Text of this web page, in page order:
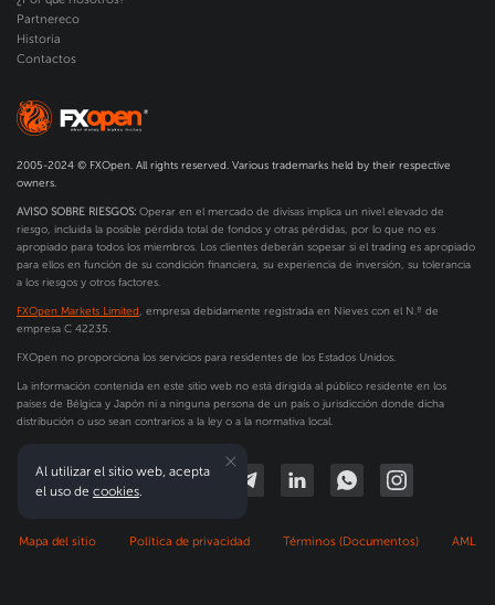
Partnereco
Historia
Contactos
2005-2024 © FXOpen. All rights reserved. Various trademarks held by their respective
owners.
AVISO SOBRE RIESGOS: Operar en el mercado de divisas implica un nivel elevado de
riesgo, incluida la posible pérdida total de fondos y otras pérdidas, por lo que no es
apropiado para todos los miembros. Los clientes deberán sopesar si el trading es apropiado
para ellos en función de su condición financiera, su experiencia de inversión, su tolerancia
a los riesgos y otros factores.
FXOpen Markets Limited, empresa debidamente registrada en Nieves con el N.º de
empresa C 42235.
FXOpen no proporciona los servicios para residentes de los Estados Unidos.
La información contenida en este sitio web no está dirigida al público residente en los
países de Bélgica y Japón ni a ninguna persona de un país o jurisdicción donde dicha
distribución o uso sean contrarios a la ley o a la normativa local.
Mapa del sitio Política de privacidad Términos (Documentos) AML
Al utilizar el sitio web, acepta
el uso de cookies.